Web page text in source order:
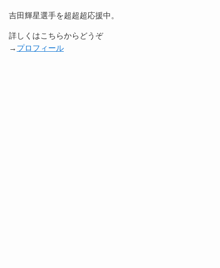
吉田輝星選手を超超超応援中。
詳しくはこちらからどうぞ
→ プロフィール